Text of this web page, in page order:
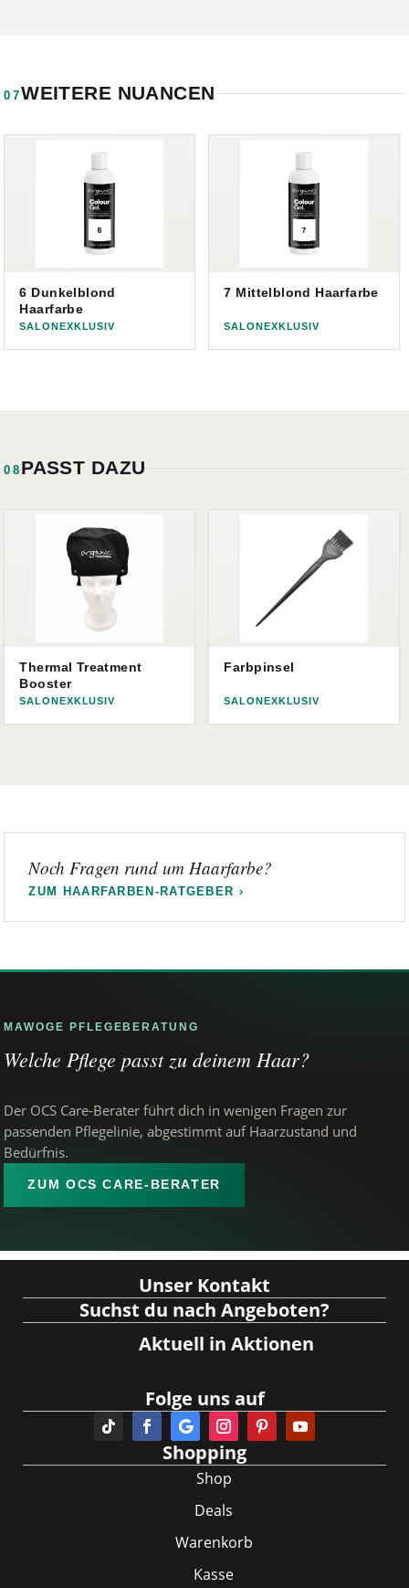
07WEITERE NUANCEN
6 Dunkelblond
Haarfarbe
SALONEXKLUSIV
7 Mittelblond Haarfarbe
SALONEXKLUSIV
08 PASST DAZU
Thermal Treatment
Booster
SALONEXKLUSIV
Farbpinsel
SALONEXKLUSIV
Noch Fragen rund um Haarfarbe?
ZUM HAARFARBEN-RATGEBER ›
MAWOGE PFLEGEBERATUNG
Welche Pflege passt zu deinem Haar?
Der OCS Care-Berater führt dich in wenigen Fragen zur
passenden Pflegelinie, abgestimmt auf Haarzustand und
Bedürfnis.
ZUM OCS CARE-BERATER
Unser Kontakt
Suchst du nach Angeboten?
Aktuell in Aktionen
Folge uns auf
Shopping
Shop
Deals
Warenkorb
Kasse